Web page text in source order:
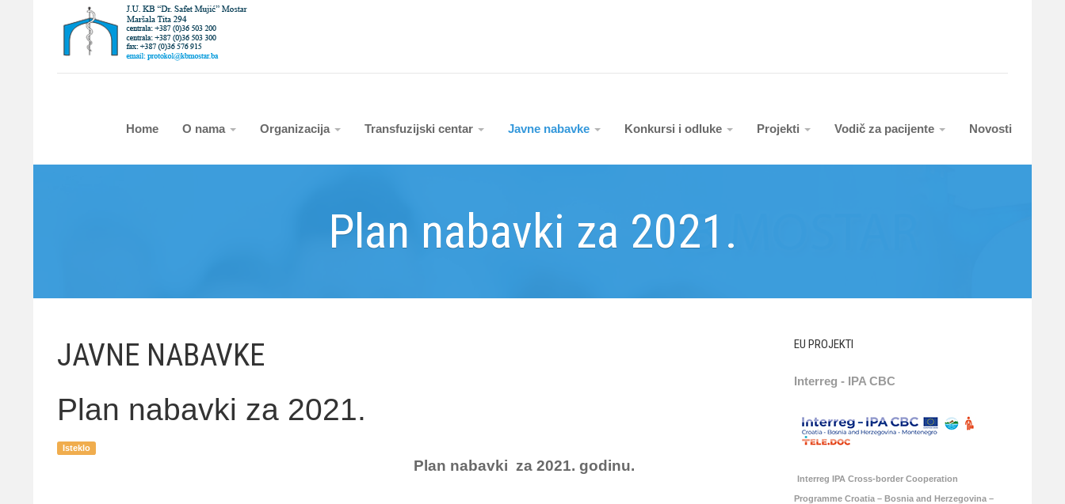
Home O nama Organizacija Transfuzijski centar Javne nabavke Konkursi i odluke Projekti Vodič za pacijente Novosti
Plan nabavki za 2021.
JAVNE NABAVKE
Plan nabavki za 2021.
Isteklo
Plan nabavki za 2021. godinu.
EU PROJEKTI
Interreg - IPA CBC
Interreg IPA Cross-border Cooperation
Programme Croatia – Bosnia and Herzegovina –